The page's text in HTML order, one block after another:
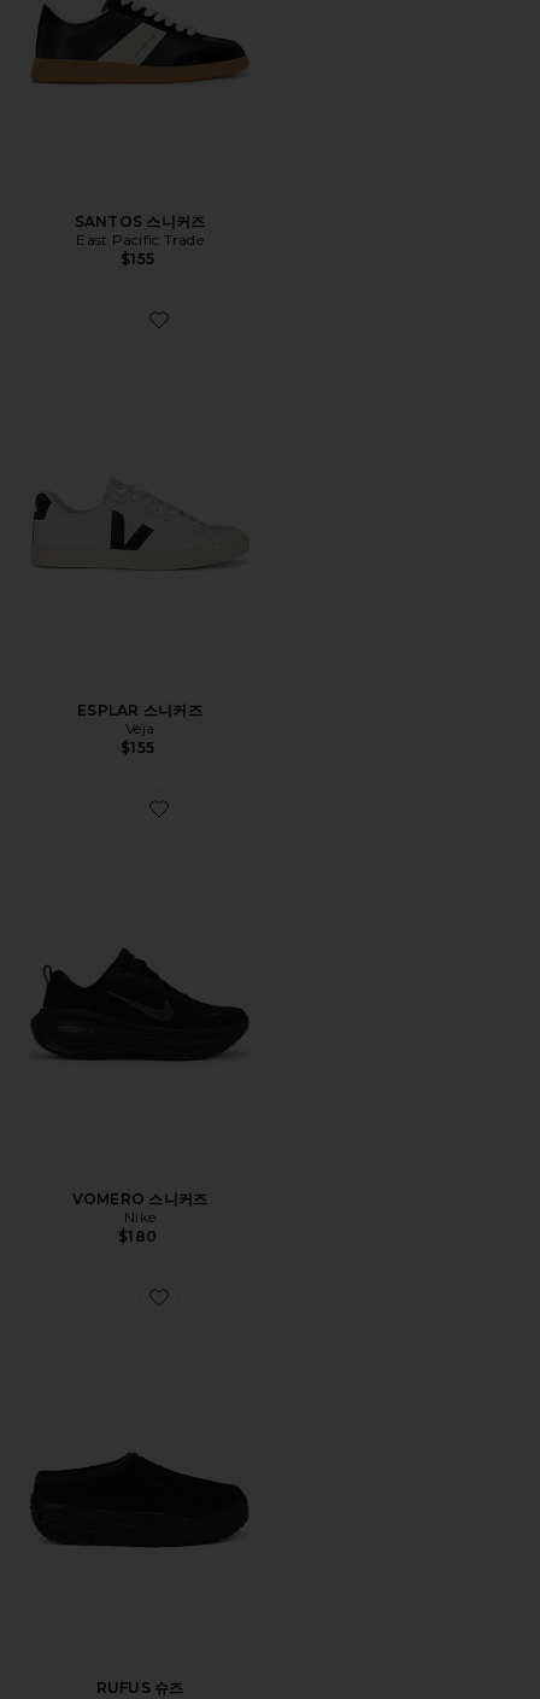
SANTOS 스니커즈
East Pacific Trade
$155
Favorite ESPLAR 스니커즈
ESPLAR 스니커즈
Veja
$155
Favorite VOMERO 스니커즈
VOMERO 스니커즈
Nike
$180
Favorite RUFUS 슈즈
RUFUS 슈즈